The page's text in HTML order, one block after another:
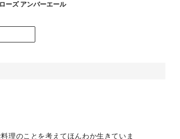
ーズ アンバーエール
理のことを考えてほんわか生きていま